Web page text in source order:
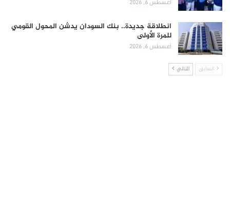
أغسطس 6, 2026
انطلاقة جديدة.. بنك السودان يدشن المحول القومي
للمرة الأولى
أغسطس 6, 2026
السابق التالي